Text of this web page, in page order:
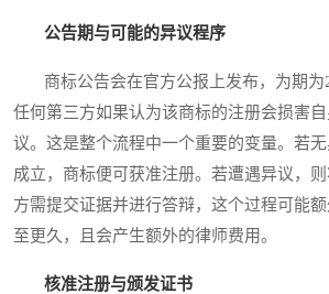
公告期与可能的异议程序
商标公告会在官方公报上发布，为期为2
任何第三方如果认为该商标的注册会损害
议。这是整个流程中一个重要的变量。若
成立，商标便可获准注册。若遭遇异议，
方需提交证据并进行答辩，这个过程可能
至更久，且会产生额外的律师费用。
核准注册与颁发证书